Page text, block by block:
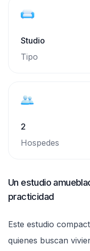
Studio
Tipo
2
Hospedes
Un estudio
practicidad
Este estudio
quienes buscan